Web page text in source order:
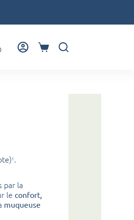
Panier
1 .
par la
leconfort,
muqueuse